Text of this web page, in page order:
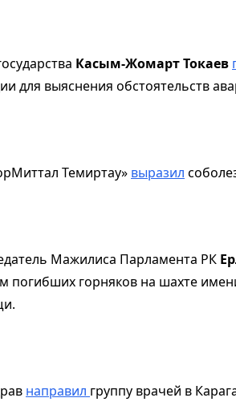
Касым-Жомарт Токаев
для выяснения обстоятельств
Темиртау» выразил
Мажилиса Парламента РК
погибших горняков на шахте
направил группу врачей в